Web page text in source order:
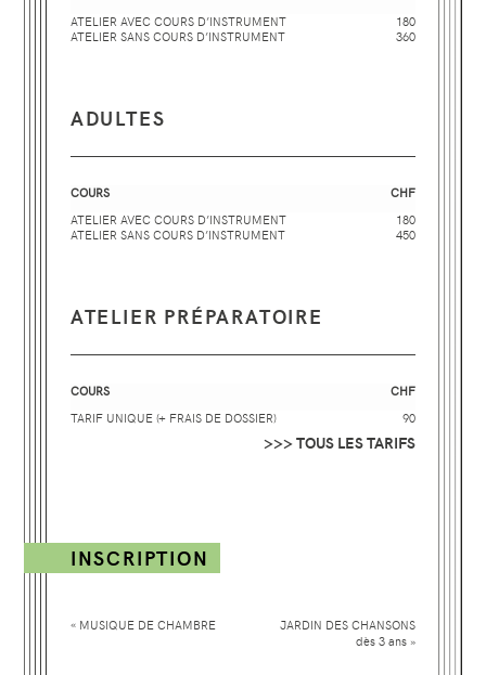
ATELIER AVEC COURS D’INSTRUMENT
180
ATELIER SANS COURS D’INSTRUMENT
360
ADULTES
COURS
CHF
ATELIER AVEC COURS D’INSTRUMENT
180
ATELIER SANS COURS D’INSTRUMENT
450
ATELIER PRÉPARATOIRE
COURS
CHF
TARIF UNIQUE (+ FRAIS DE DOSSIER)
90
>>> TOUS LES TARIFS
INSCRIPTION
« MUSIQUE DE CHAMBRE JARDIN DESCHANSONS
dès 3 ans »